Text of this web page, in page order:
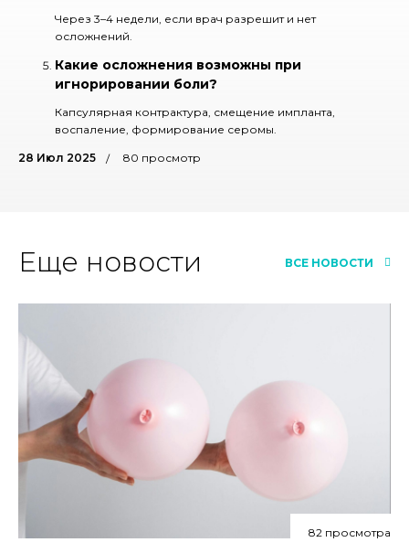
Через 3–4 недели, если врач разрешит и нет
осложнений.
Какие осложнения возможны при
игнорировании боли?
Капсулярная контрактура, смещение импланта,
воспаление, формирование серомы.
28 Июл 2025 80 просмотр
Еще новости ВСЕ НОВОСТИ
82 просмотра